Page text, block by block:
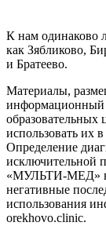
К нам одинаково
как Зябликово,
и Братеево.
Материалы,
информационный
образовательных
использовать их
Определение
исключительной
«МУЛЬТИ-МЕД» не
негативные
использования
orekhovo.clinic.